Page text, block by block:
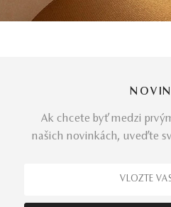
Ak chcete byť medzi
našich novinkách, uveďte